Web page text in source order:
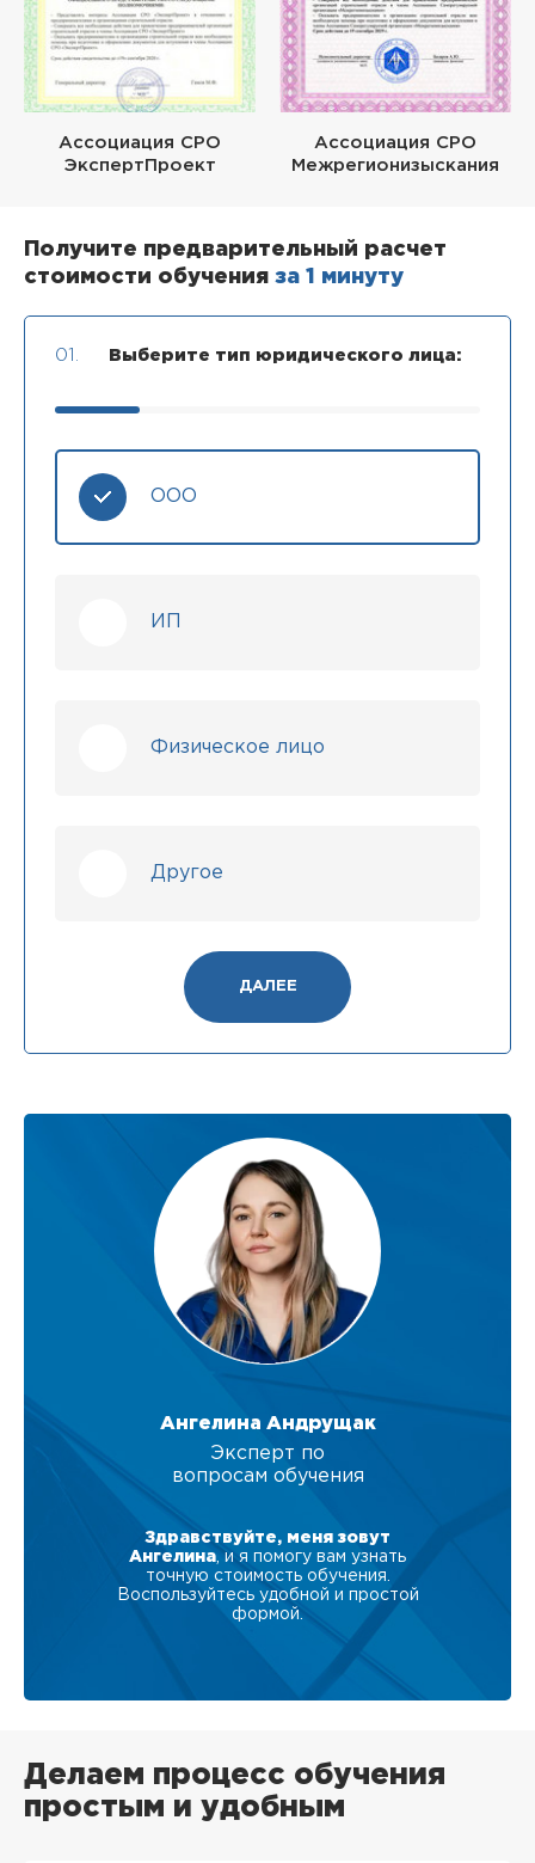
Ассоциация СРО
ЭкспертПроект
Ассоциация СРО
Межрегионизыскания
Получите предварительный расчет
стоимости обучения за 1 минуту
01. Выберите тип юридического лица:
ООО
ИП
Физическое лицо
Другое
ДАЛЕЕ
Ангелина Андрущак
Эксперт по
вопросам обучения
Здравствуйте, меня зовут
Ангелина , и я помогу вам узнать
точную стоимость обучения.
Воспользуйтесь удобной и простой
формой.
Делаем процесс обучения
простым и удобным